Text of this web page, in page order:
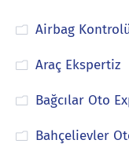
Airbag
Araç Ekspertiz
Bağcılar Oto
Bahçelievler